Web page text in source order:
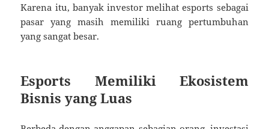
Karena itu, banyak investor melihat esports sebagai
pasar yang masih memiliki ruang pertumbuhan
yang sangat besar.
Esports Memiliki Ekosistem
Bisnis yang Luas